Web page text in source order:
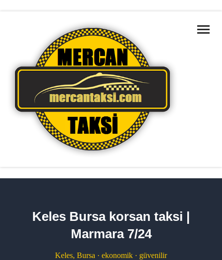
ANA SAYFA
MARMARA BÖLGELERI
HAKKIMIZDA
HIZMETLERIMIZ
TAKSILERIMIZ
İLETIŞIM
HIZMET BÖLGELERIMIZ
Keles Bursa korsan taksi |
Marmara 7/24
Keles, Bursa · ekonomik · güvenilir